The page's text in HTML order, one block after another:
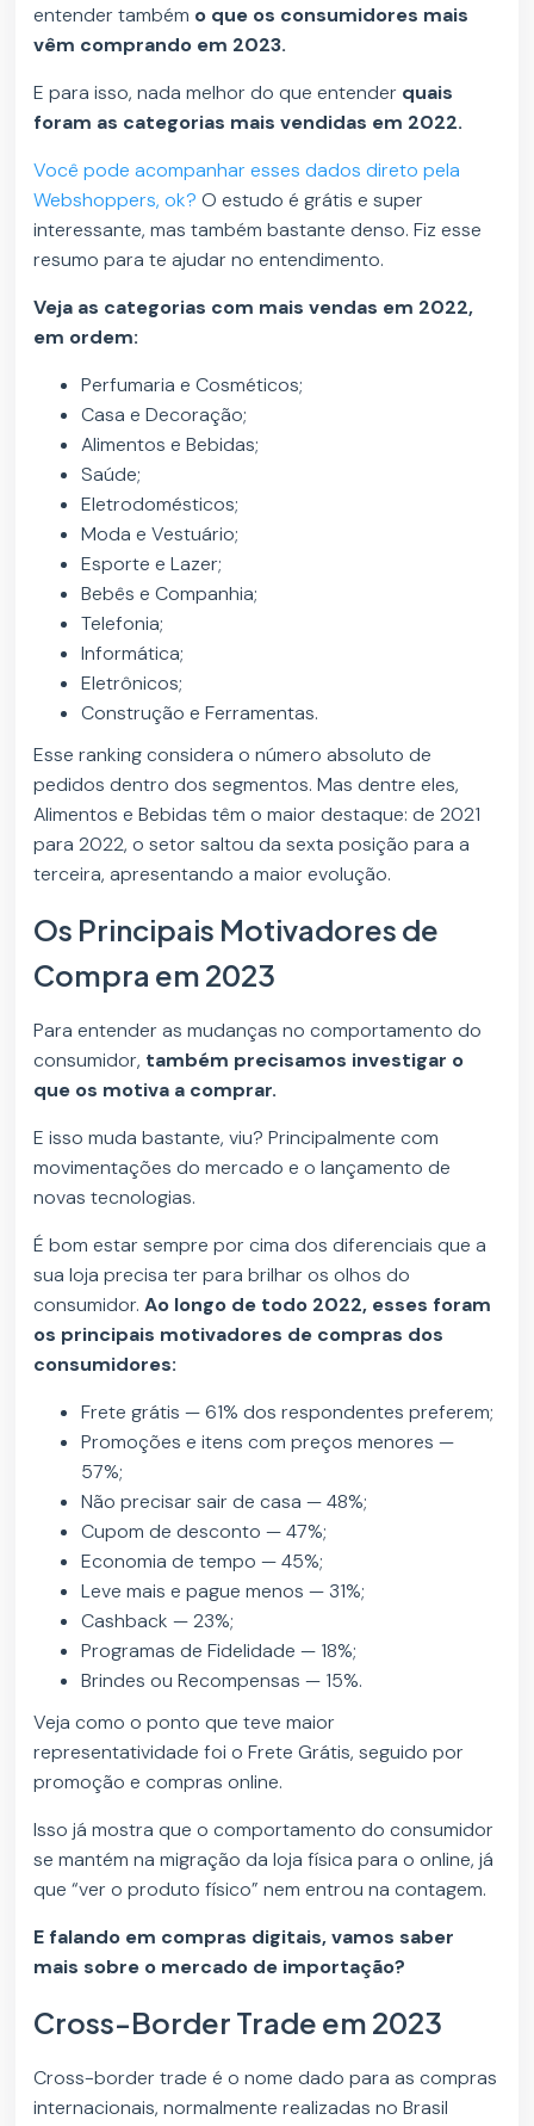
entender também o que os consumidores mais
vêm comprando em 2023.
E para isso, nada melhor do que entender quais
foram as categorias mais vendidas em 2022.
Você pode acompanhar esses dados direto pela
Webshoppers, ok?O estudo é grátis e super
interessante, mas também bastante denso. Fiz esse
resumo para te ajudar no entendimento.
Veja as categorias com mais vendas em 2022,
em ordem:
Perfumaria e Cosméticos;
Casa e Decoração;
Alimentos e Bebidas;
Saúde;
Eletrodomésticos;
Moda e Vestuário;
Esporte e Lazer;
Bebês e Companhia;
Telefonia;
Informática;
Eletrônicos;
Construção e Ferramentas.
Esse ranking considera o número absoluto de
pedidos dentro dos segmentos. Mas dentre eles,
Alimentos e Bebidas têm o maior destaque: de 2021
para 2022, o setor saltou da sexta posição para a
terceira, apresentando a maior evolução.
Os Principais Motivadores de
Compra em 2023
Para entender as mudanças no comportamento do
consumidor, também precisamos investigar o
que os motiva a comprar.
E isso muda bastante, viu? Principalmente com
movimentações do mercado e o lançamento de
novas tecnologias.
É bom estar sempre por cima dos diferenciais que a
sua loja precisa ter para brilhar os olhos do
consumidor.Ao longo de todo 2022, esses foram
os principais motivadores de compras dos
consumidores:
Frete grátis — 61% dos respondentes preferem;
Promoções e itens com preços menores —
57%;
Não precisar sair de casa — 48%;
Cupom de desconto — 47%;
Economia de tempo — 45%;
Leve mais e pague menos — 31%;
Cashback — 23%;
Programas de Fidelidade — 18%;
Brindes ou Recompensas — 15%.
Veja como o ponto que teve maior
representatividade foi o Frete Grátis, seguido por
promoção e compras online.
Isso já mostra que o comportamento do consumidor
se mantém na migração da loja física para o online, já
que “ver o produto físico” nem entrou na contagem.
E falando em compras digitais, vamos saber
mais sobre o mercado de importação?
Cross-Border Trade em 2023
Cross-border trade é o nome dado para as compras
internacionais, normalmente realizadas no Brasil